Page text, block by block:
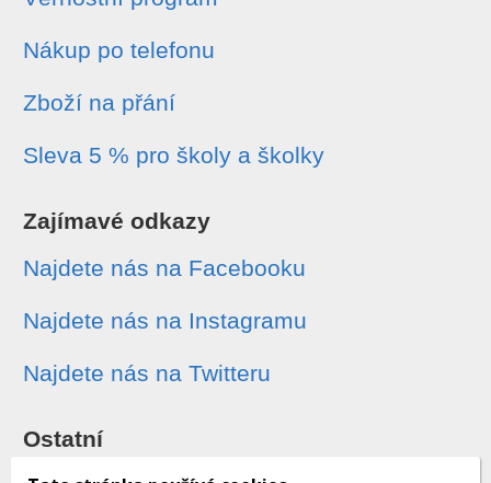
Nákup po telefonu
Zboží na přání
Sleva 5 % pro školy a školky
Zajímavé odkazy
Najdete nás na Facebooku
Najdete nás na Instagramu
Najdete nás na Twitteru
Ostatní